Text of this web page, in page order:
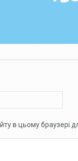
в цьому браузері